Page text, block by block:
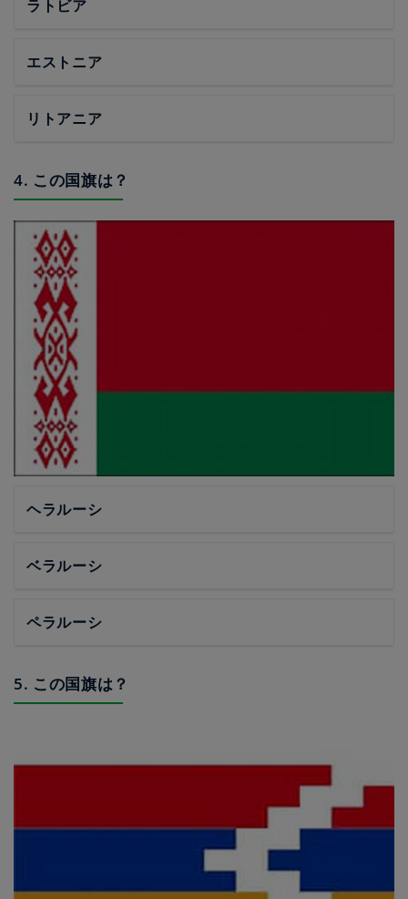
ラトビア
エストニア
リトアニア
4. この国旗は？
ヘラルーシ
ベラルーシ
ペラルーシ
5. この国旗は？